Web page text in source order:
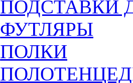
ПОДСТАВКИ
ФУТЛЯРЫ
ПОЛКИ